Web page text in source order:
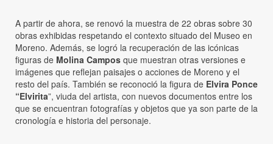
A partir de ahora, se renovó la muestra de 22 obras sobre 30
obras exhibidas respetando el contexto situado del Museo en
Moreno. Además, se logró la recuperación de las icónicas
figuras de Molina Campos que muestran otras versiones e
imágenes que reflejan paisajes o acciones de Moreno y el
resto del país. También se reconoció la figura de Elvira Ponce
“Elvirita”, viuda del artista, con nuevos documentos entre los
que se encuentran fotografías y objetos que ya son parte de la
cronología e historia del personaje.